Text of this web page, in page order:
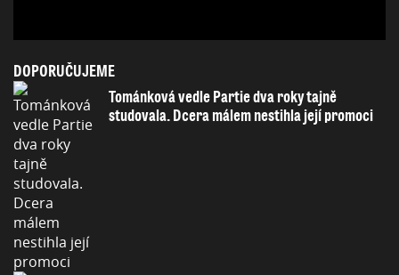
DOPORUČUJEME
Tománková vedle Partie dva roky tajně
studovala. Dcera málem nestihla její promoci